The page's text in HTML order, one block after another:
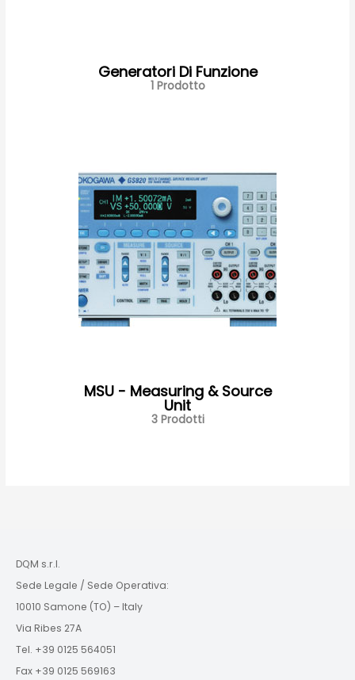
Generatori Di Funzione
1 Prodotto
MSU - Measuring & Source
Unit
3 Prodotti
DQM s.r.l.
Sede Legale / Sede Operativa:
10010 Samone (TO) – Italy
Via Ribes 27A
Tel. +39 0125 564051
Fax +39 0125 569163